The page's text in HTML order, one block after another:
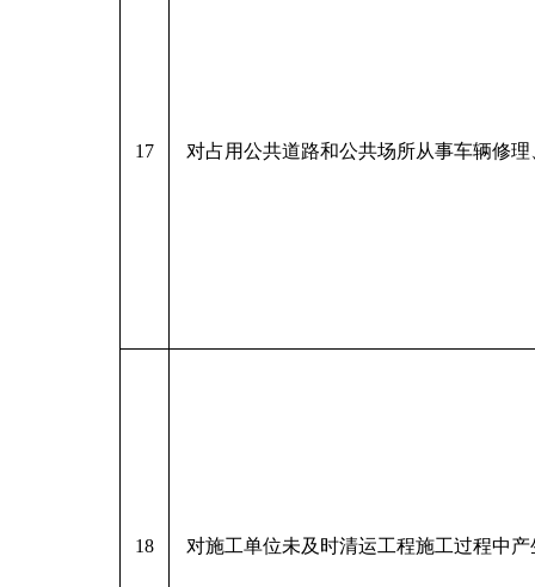
17 对占用公共道路和公共场所从事车辆修
18 对施工单位未及时清运工程施工过程中